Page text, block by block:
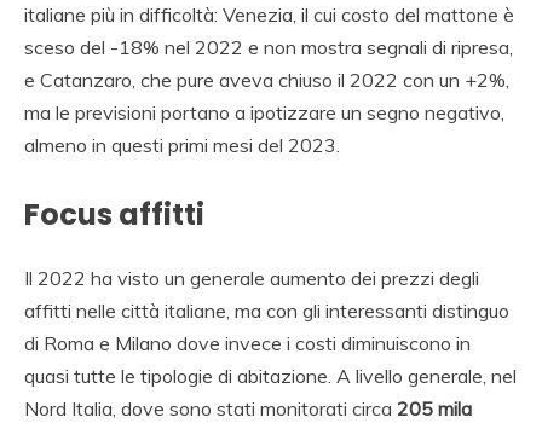
italiane più in difficoltà: Venezia, il cui costo del mattone è
sceso del -18% nel 2022 e non mostra segnali di ripresa,
e Catanzaro, che pure aveva chiuso il 2022 con un +2%,
ma le previsioni portano a ipotizzare un segno negativo,
almeno in questi primi mesi del 2023.
Focus affitti
Il 2022 ha visto un generale aumento dei prezzi degli
affitti nelle città italiane, ma con gli interessanti distinguo
di Roma e Milano dove invece i costi diminuiscono in
quasi tutte le tipologie di abitazione. A livello generale, nel
Nord Italia, dove sono stati monitorati circa 205 mila